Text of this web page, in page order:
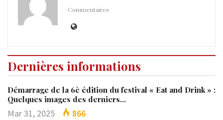
Commentaires
Dernières informations
Démarrage de la 6è édition du festival « Eat and Drink » :
Quelques images des derniers…
Mar 31, 2025 866